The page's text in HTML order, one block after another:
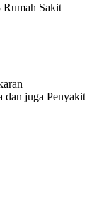
Rumah Sakit
dan juga Penyakit